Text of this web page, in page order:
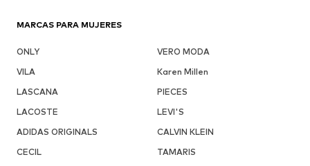
MARCAS PARA MUJERES
ONLY
VERO MODA
VILA
Karen Millen
LASCANA
PIECES
LACOSTE
LEVI'S
ADIDAS ORIGINALS
CALVIN KLEIN
CECIL
TAMARIS